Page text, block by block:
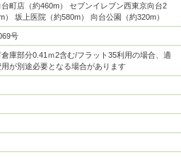
町店（約460m） セブンイレブン西東京向台2
） 坂上医院（約580m） 向台公園（約320m）
号
庫部分0.41ｍ2含む/フラット35利用の場合、適
が別途必要となる場合があります